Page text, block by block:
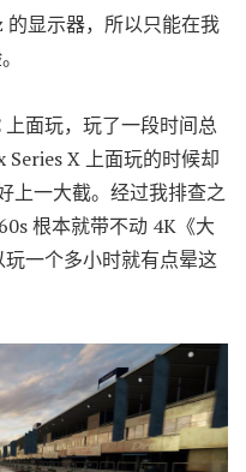
的显示器，所以只能在我
面玩，玩了一段时间总
X 上面玩的时候却
上一大截。经过我排查之
根本就带不动 4K《大
一个多小时就有点晕这